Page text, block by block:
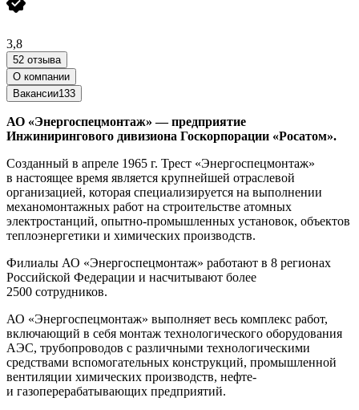
3,8
52 отзыва
О компании
Вакансии133
АО «Энергоспецмонтаж» — предприятие
Инжинирингового дивизиона Госкорпорации «Росатом».
Созданный в апреле 1965 г. Трест «Энергоспецмонтаж»
в настоящее время является крупнейшей отраслевой
организацией, которая специализируется на выполнении
механомонтажных работ на строительстве атомных
электростанций, опытно-промышленных установок, объектов
теплоэнергетики и химических производств.
Филиалы АО «Энергоспецмонтаж» работают в 8 регионах
Российской Федерации и насчитывают более
2500 сотрудников.
АО «Энергоспецмонтаж» выполняет весь комплекс работ,
включающий в себя монтаж технологического оборудования
АЭС, трубопроводов с различными технологическими
средствами вспомогательных конструкций, промышленной
вентиляции химических производств, нефте-
и газоперерабатывающих предприятий.